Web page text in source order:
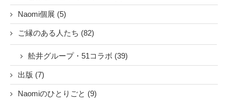
Naomi個展 (5)
ご縁のある人たち (82)
舩井グループ・51コラボ (39)
出版 (7)
Naomiのひとりごと (9)